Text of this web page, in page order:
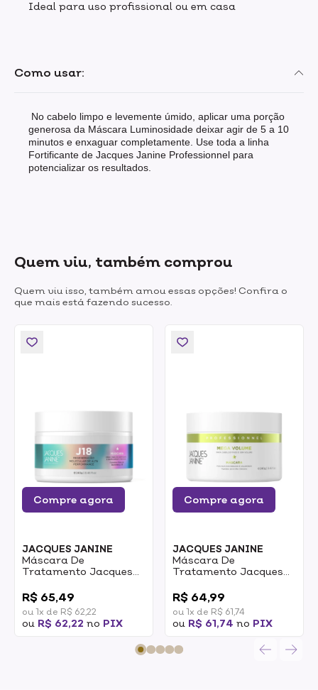
Ideal para uso profissional ou em casa
Como usar:
No cabelo limpo e levemente úmido, aplicar uma porção
generosa da Máscara Luminosidade deixar agir de 5 a 10
minutos e enxaguar completamente. Use toda a linha
Fortificante de Jacques Janine Professionnel para
potencializar os resultados.
Quem viu, também comprou
Quem viu isso, também amou essas opções! Confira o
que mais está fazendo sucesso.
Compre agora
JACQUES JANINE
Máscara De
Tratamento Jacques
R$ 65,49
ou 1x de R$ 62,22
ou R$ 62,22 no PIX
Compre agora
JACQUES JANINE
Máscara De
Tratamento Jacques
240g
R$ 64,99
ou 1x de R$ 61,74
ou R$ 61,74 no PIX